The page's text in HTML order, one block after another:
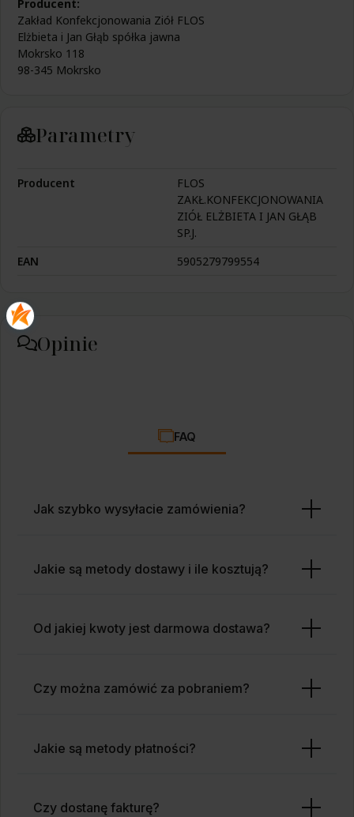
Producent:
Zakład Konfekcjonowania Ziół FLOS
Elżbieta i Jan Głąb spółka jawna
Mokrsko 118
98-345 Mokrsko
Parametry
Producent
FLOS
ZAKŁ.KONFEKCJONOWANIA
ZIÓŁ ELŻBIETA I JAN GŁĄB
SP.J.
EAN
5905279799554
Opinie
FAQ
Jak szybko wysyłacie zamówienia?
Jakie są metody dostawy i ile kosztują?
Od jakiej kwoty jest darmowa dostawa?
Czy można zamówić za pobraniem?
Jakie są metody płatności?
Czy dostanę fakturę?